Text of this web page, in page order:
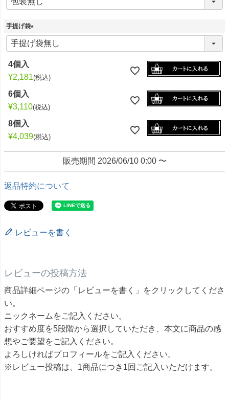
必
手提げ袋
(
必
4個入
¥2,181 税込
6個入
¥3,110 税込
8個入
¥4,039 税込
販売期間 2026/06/10 0:00 〜
返品特約について
レビューを書く
レビューの投稿方法
商品詳細ページの「レビューを書く」をクリックしてくださ
い。
ニックネームをご記入ください。
おすすめ度を5段階から選択していただき、本文に商品の感
想やご要望をご記入ください。
よろしければプロフィールをご記入ください。
※レビュー投稿は、1商品につき1回ご記入いただけます。